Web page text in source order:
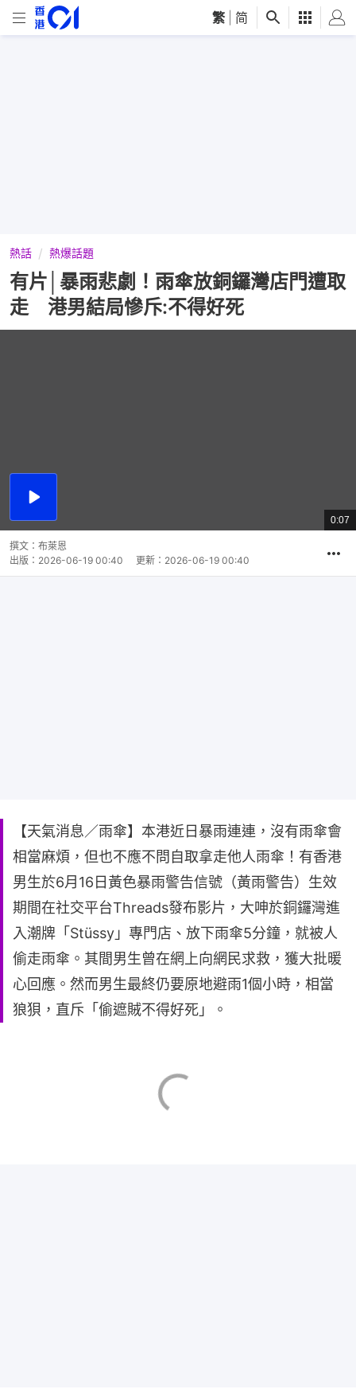
繁 简
熱話 熱爆話題
有片│暴雨悲劇！雨傘放銅鑼灣店門遭取
走 港男結局慘斥:不得好死
播
總
共
0:07
撰文： 布萊恩
出版： 2026-06-19 00:40 更新： 2026-06-19 00:40
【天氣消息／雨傘】本港近日暴雨連連，沒有雨傘會
相當麻煩，但也不應不問自取拿走他人雨傘！有香港
男生於6月16日黃色暴雨警告信號（黃雨警告）生效
期間在社交平台Threads發布影片，大呻於銅鑼灣進
入潮牌「Stüssy」專門店、放下雨傘5分鐘，就被人
偷走雨傘。其間男生曾在網上向網民求救，獲大批暖
心回應。然而男生最終仍要原地避雨1個小時，相當
狼狽，直斥「偷遮賊不得好死」。